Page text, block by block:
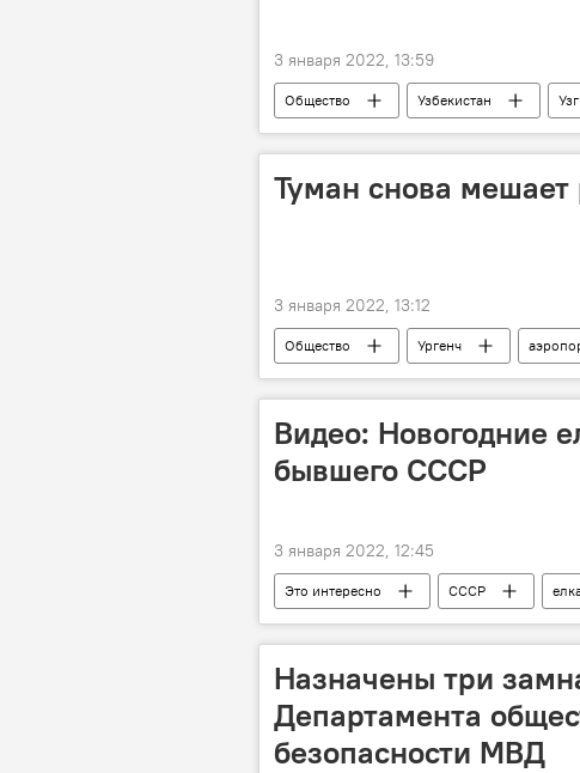
3 января 2022, 13:59
Общество Узбекистан
Туман снова мешает
3 января 2022, 13:12
Общество Ургенч
Видео: Новогодние
бывшего СССР
3 января 2022, 12:45
Это интересно СССР
Назначены три
Департамента
безопасности МВД